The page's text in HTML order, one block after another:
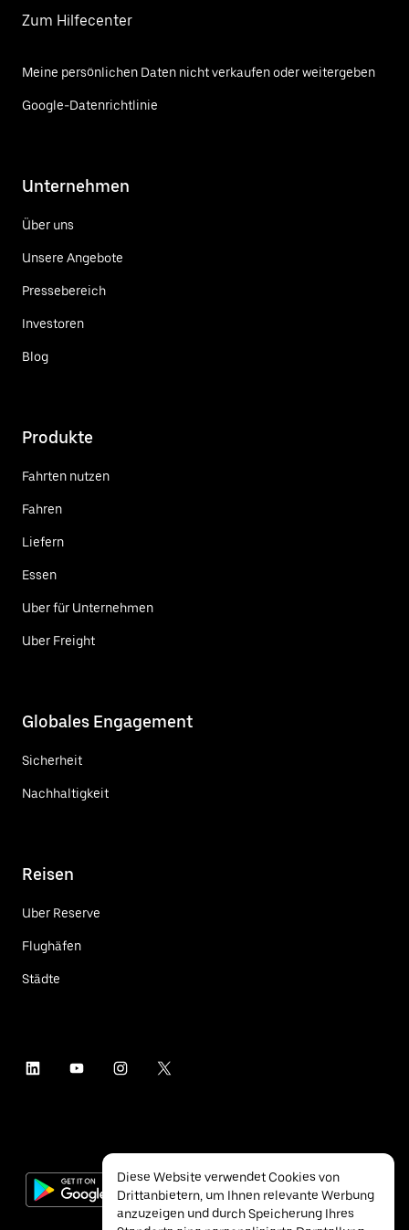
Zum Hilfecenter
Meine persönlichen Daten nicht verkaufen oder weitergeben
Google-Datenrichtlinie
Unternehmen
Über uns
Unsere Angebote
Pressebereich
Investoren
Blog
Produkte
Fahrten nutzen
Fahren
Liefern
Essen
Uber für Unternehmen
Uber Freight
Globales Engagement
Sicherheit
Nachhaltigkeit
Reisen
Uber Reserve
Flughäfen
Städte
Diese Website verwendet Cookies von
Drittanbietern, um Ihnen relevante Werbung
anzuzeigen und durch Speicherung Ihres